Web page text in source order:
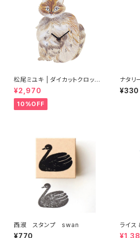
松尾ミユキ | ダイカットクロック
ブッシー | Diecut clock Bush
y
¥2,970
10%OFF
ナタリ
ブラッ
¥330
西淑 スタンプ swan
¥770
ライス
プリン